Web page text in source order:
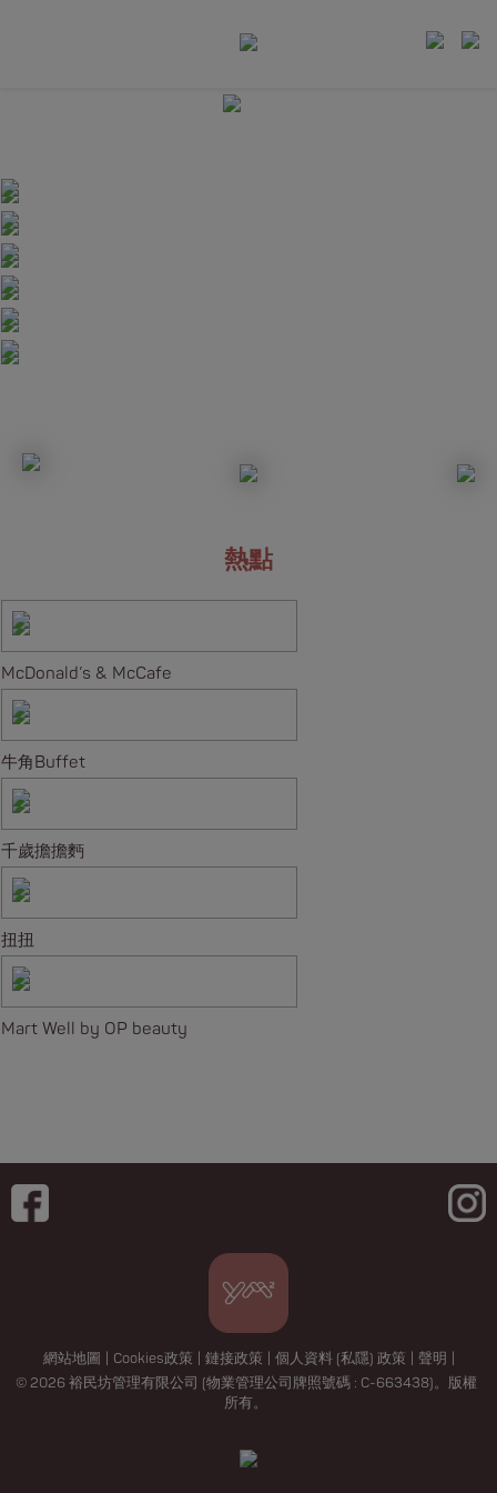
熱點
McDonald’s & McCafe
牛角Buffet
千歲擔擔麪
扭扭
Mart Well by OP beauty
網站地圖 Cookies政策 鏈接政策 個人資料 (私隱) 政策 聲明
© 2026 裕民坊管理有限公司 (物業管理公司牌照號碼 : C-663438)。版權
所有。